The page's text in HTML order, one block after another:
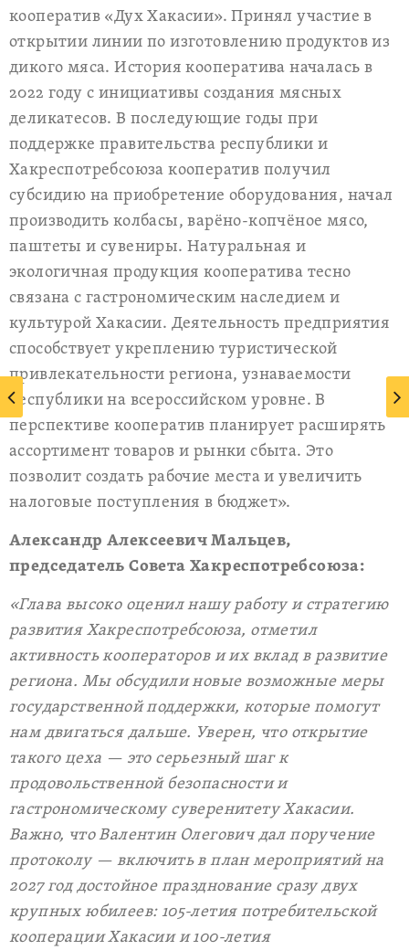
кооператив «Дух Хакасии». Принял участие в
открытии линии по изготовлению продуктов из
дикого мяса. История кооператива началась в
2022 году с инициативы создания мясных
деликатесов. В последующие годы при
поддержке правительства республики и
Хакреспотребсоюза кооператив получил
субсидию на приобретение оборудования, начал
производить колбасы, варёно-копчёное мясо,
паштеты и сувениры. Натуральная и
экологичная продукция кооператива тесно
связана с гастрономическим наследием и
культурой Хакасии. Деятельность предприятия
способствует укреплению туристической
привлекательности региона, узнаваемости
республики на всероссийском уровне. В
перспективе кооператив планирует расширять
ассортимент товаров и рынки сбыта. Это
позволит создать рабочие места и увеличить
налоговые поступления в бюджет».
Александр Алексеевич Мальцев,
председатель Совета Хакреспотребсоюза:
«Глава высоко оценил нашу работу и стратегию
развития Хакреспотребсоюза, отметил
активность кооператоров и их вклад в развитие
региона. Мы обсудили новые возможные меры
государственной поддержки, которые помогут
нам двигаться дальше. Уверен, что открытие
такого цеха — это серьезный шаг к
продовольственной безопасности и
гастрономическому суверенитету Хакасии.
Важно, что Валентин Олегович дал поручение
протоколу — включить в план мероприятий на
2027 год достойное празднование сразу двух
крупных юбилеев: 105-летия потребительской
кооперации Хакасии и 100-летия